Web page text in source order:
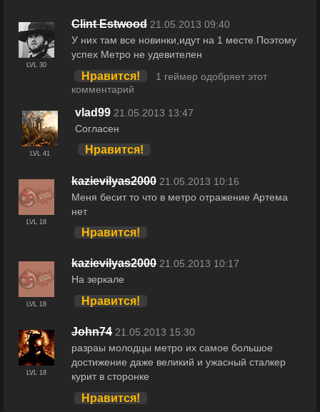
LVL 30
Clint Estwood 21.05.2013 09:40
У них там все новинки,идут на 1 месте.Поэтому
успех Метро не удевителен
Нравится!
1 геймер одобряет этот
комментарий
LVL 41
vlad99 21.05.2013 13:47
Согласен
Нравится!
LVL 18
kazievilyas2000 21.05.2013 10:16
Меня бесит то что в метро отражение Артема
нет
Нравится!
LVL 18
kazievilyas2000 21.05.2013 10:17
На зеркале
Нравится!
LVL 18
John74 21.05.2013 15:30
разраы молодцы метро их самое большое
достижение даже великий и ужасный сталкер
курит в сторонке
Нравится!